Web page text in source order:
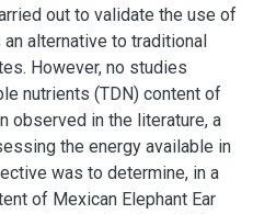
out to validate the use of
alternative to traditional
However, no studies
nutrients (TDN) content of
observed in the literature, a
the energy available in
was to determine, in a
of Mexican Elephant Ear